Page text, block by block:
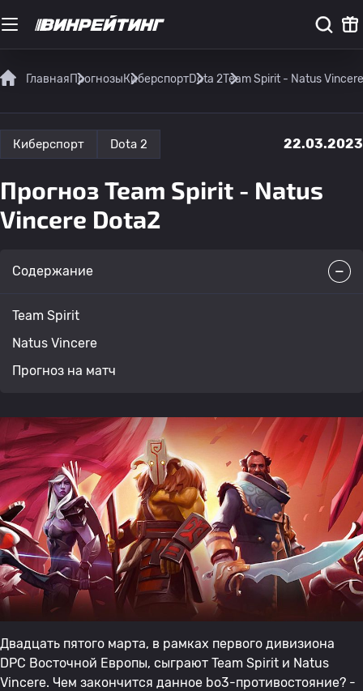
ГлавнаяПрогнозыКиберспортDota 2Team Spirit - Natus
Киберспорт Dota 2 22.03.2023
Прогноз Team Spirit - Natus
Vincere Dota2
Содержание
Team Spirit
Natus Vincere
Прогноз на матч
Двадцать пятого марта, в рамках первого дивизиона
DPC Восточной Европы, сыграют Team Spirit и Natus
Vincere. Чем закончится данное bo3-противостояние? -